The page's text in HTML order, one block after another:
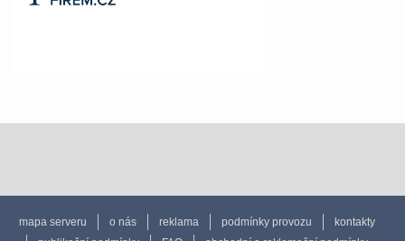
mapa serveru o nás reklama podmínky provozu
kontakty